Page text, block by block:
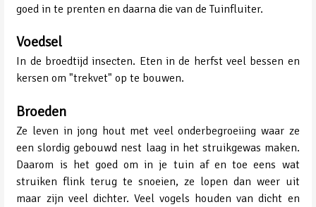
goed in te prenten en daarna die van de Tuinfluiter.
Voedsel
In de broedtijd insecten. Eten in de herfst veel bessen en
kersen om "trekvet" op te bouwen.
Broeden
Ze leven in jong hout met veel onderbegroeiing waar ze
een slordig gebouwd nest laag in het struikgewas maken.
Daarom is het goed om in je tuin af en toe eens wat
struiken flink terug te snoeien, ze lopen dan weer uit
maar zijn veel dichter. Veel vogels houden van dicht en